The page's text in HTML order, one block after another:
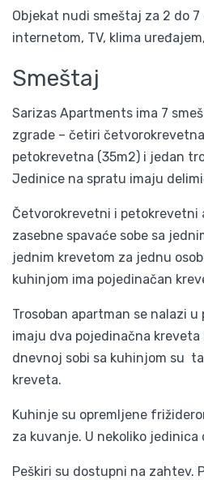
Objekat nudi smeštaj za 2 do 7
internetom, TV, klima
Smeštaj
Sarizas Apartments ima 7
zgrade – četiri
petokrevetna (35m2) i jedan
Jedinice na spratu imaju
Četvorokrevetni i petokrevetni
zasebne spavaće sobe sa
jednim krevetom za jednu
kuhinjom ima pojedinačan
Trosoban apartman se nalazi
imaju dva pojedinačna kreveta
dnevnoj sobi sa kuhinjom su
kreveta.
Kuhinje su opremljene
za kuvanje. U nekoliko jedinica
Peškiri su dostupni na zahtev.